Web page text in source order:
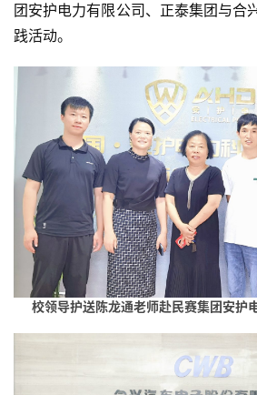
团安护电力有限公司、正泰集团与合
践活动。
校领导护送陈龙通老师赴民赛集团安护